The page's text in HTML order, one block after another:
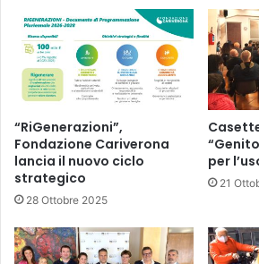
“RiGenerazioni”,
Fondazione Cariverona
lancia il nuovo ciclo
strategico
28 Ottobre 2025
per
21